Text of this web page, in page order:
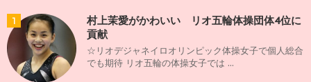
1
村上茉愛がかわいい リオ五輪体操団体4位に
貢献
☆リオデジャネイロオリンピック体操女子で個人総合
でも期待 リオ五輪の体操女子では ...